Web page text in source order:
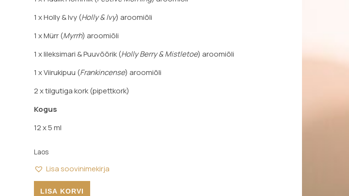
1 x Holly & Ivy (Holly & Ivy) aroomiõli
1 x Mürr (Myrrh) aroomiõli
1 x Iileksimari & Puuvõõrik (Holly Berry & Mistletoe) aroomiõli
1 x Viirukipuu (Frankincense) aroomiõli
2 x tilgutiga kork (pipettkork)
Kogus
12 x 5 ml
Laos
Lisa soovinimekirja
LISA KORVI